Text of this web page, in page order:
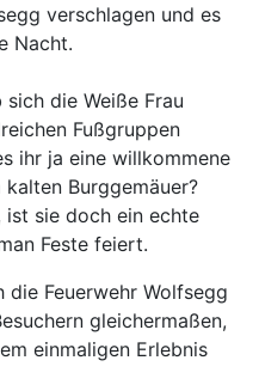
verschlagen und es
Nacht.
die Weiße Frau
Fußgruppen
ihr ja eine willkommene
Burggemäuer?
ist sie doch ein echte
Feste feiert.
die Feuerwehr Wolfsegg
gleichermaßen,
einmaligen Erlebnis